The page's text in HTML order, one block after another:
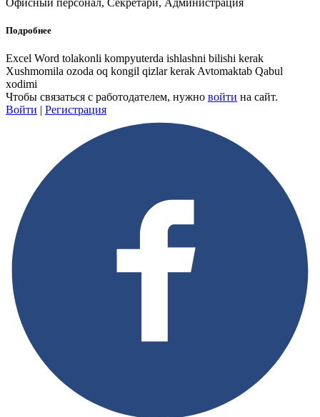
Офисный персонал, Секретари, Администрация
Подробнее
Excel Word tolakonli kompyuterda ishlashni bilishi kerak
Xushmomila ozoda oq kongil qizlar kerak Avtomaktab Qabul
xodimi
Чтобы связаться с работодателем, нужно войти на сайт.
Войти | Регистрация